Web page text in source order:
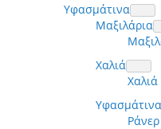
Υφασμάτινα
Μαξιλάρια
Χαλιά
Χαλιά
Ράνερ